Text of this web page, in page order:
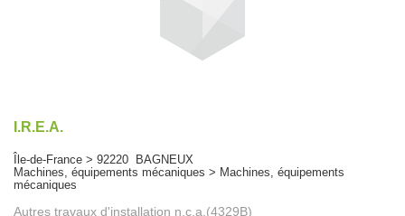
I.R.E.A.
Île-de-France > 92220 BAGNEUX
Machines, équipements mécaniques > Machines, équipements
mécaniques
Autres travaux d'installation n.c.a.(4329B)